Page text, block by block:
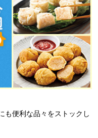
も便利な品々をストックし